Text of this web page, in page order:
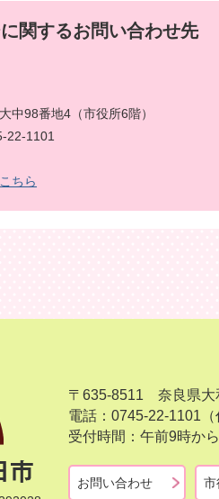
関するお問い合わせ先
中98番地4（市役所6階）
22-1101
ちら
〒635-8511 奈良県大
電話：0745-22-1101（
受付時間：午前9時か
お問い合わせ 市